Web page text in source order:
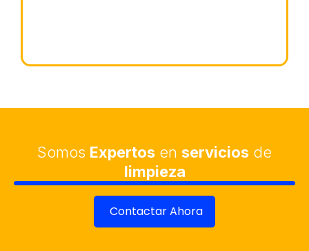
Somos Expertos en servicios de
limpieza
Contactar Ahora